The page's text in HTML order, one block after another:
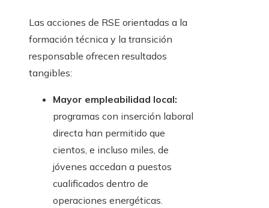
Las acciones de RSE orientadas a la
formación técnica y la transición
responsable ofrecen resultados
tangibles:
Mayor empleabilidad local:
programas con inserción laboral
directa han permitido que
cientos, e incluso miles, de
jóvenes accedan a puestos
cualificados dentro de
operaciones energéticas.